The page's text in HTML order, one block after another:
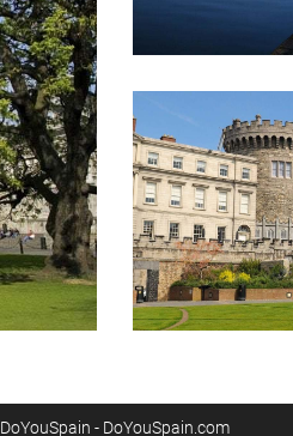
DoYouSpain - DoYouSpain.com